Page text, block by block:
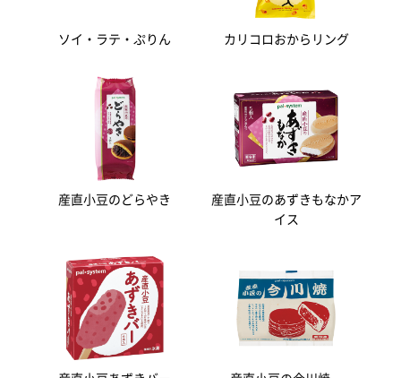
ソイ・ラテ・ぷりん カリコロおからリング
産直小豆のどらやき
産直小豆のあずきもなかア
イス